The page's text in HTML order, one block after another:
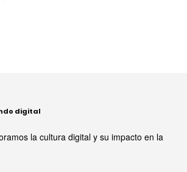
digital
la cultura digital y su impacto en la